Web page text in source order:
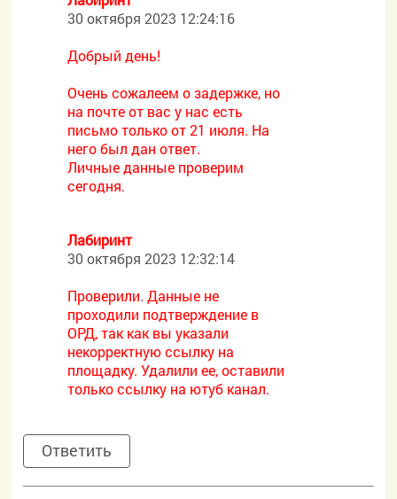
30 октября 2023 12:24:16
Добрый день!
Очень сожалеем о задержке, но
на почте от вас у нас есть
письмо только от 21 июля. На
него был дан ответ.
Личные данные проверим
сегодня.
Лабиринт
30 октября 2023 12:32:14
Проверили. Данные не
проходили подтверждение в
ОРД, так как вы указали
некорректную ссылку на
площадку. Удалили ее, оставили
только ссылку на ютуб канал.
Ответить